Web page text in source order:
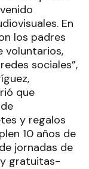
En
los padres
voluntarios,
sociales”,
que
y regalos
10 años de
jornadas de
gratuitas-